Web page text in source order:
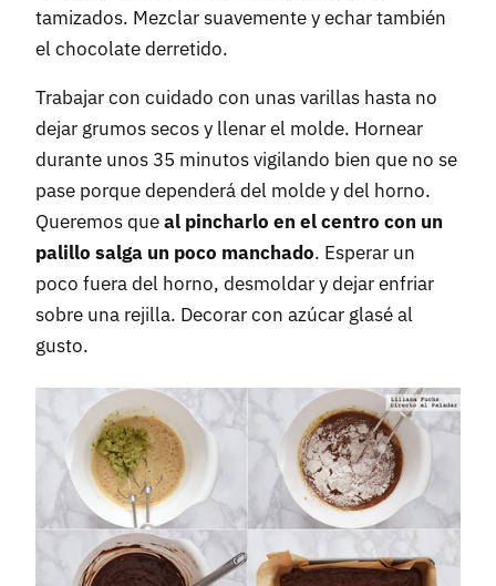
tamizados. Mezclar suavemente y echar también
el chocolate derretido.
Trabajar con cuidado con unas varillas hasta no
dejar grumos secos y llenar el molde. Hornear
durante unos 35 minutos vigilando bien que no se
pase porque dependerá del molde y del horno.
Queremos queal pincharlo en el centro con un
palillo salga un poco manchado. Esperar un
poco fuera del horno, desmoldar y dejar enfriar
sobre una rejilla. Decorar con azúcar glasé al
gusto.